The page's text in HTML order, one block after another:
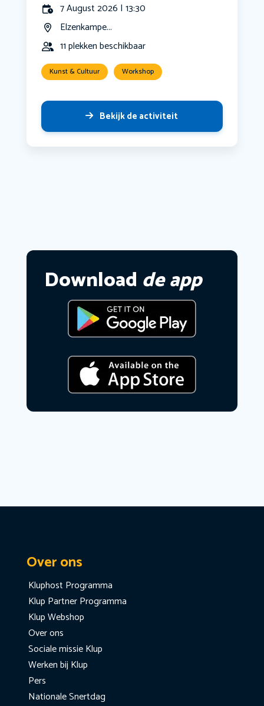
7 August 2026 | 13:30
Elzenkampe...
11 plekken beschikbaar
Kunst & Cultuur Workshop
Bekijk de activiteit
Download de app
Over ons
Kluphost Programma
Klup Partner Programma
Klup Webshop
Over ons
Sociale missie Klup
Werken bij Klup
Pers
Nationale Snertdag